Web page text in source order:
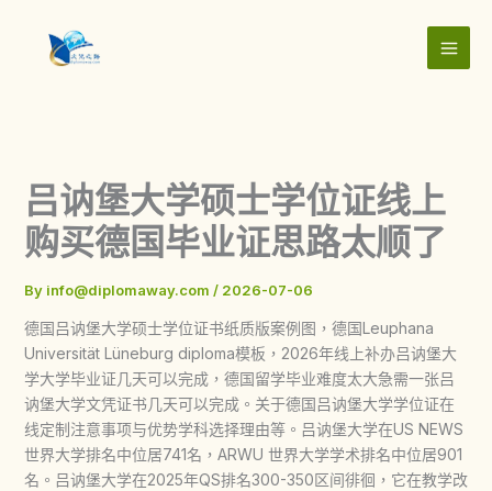
content
吕讷堡大学硕士学位证线上
购买德国毕业证思路太顺了
By info@diplomaway.com / 2026-07-06
德国吕讷堡大学硕士学位证书纸质版案例图，德国Leuphana
Universität Lüneburg diploma模板，2026年线上补办吕讷堡大
学大学毕业证几天可以完成，德国留学毕业难度太大急需一张吕
讷堡大学文凭证书几天可以完成。关于德国吕讷堡大学学位证在
线定制注意事项与优势学科选择理由等。吕讷堡大学在US NEWS
世界大学排名中位居741名，ARWU 世界大学学术排名中位居901
名。吕讷堡大学在2025年QS排名300-350区间徘徊，它在教学改